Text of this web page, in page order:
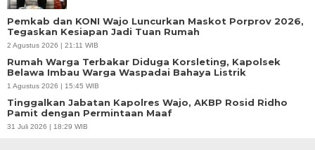
Pemkab dan KONI Wajo Luncurkan Maskot Porprov 2026,
Tegaskan Kesiapan Jadi Tuan Rumah
2 Agustus 2026 | 21:11 WIB
Rumah Warga Terbakar Diduga Korsleting, Kapolsek
Belawa Imbau Warga Waspadai Bahaya Listrik
1 Agustus 2026 | 15:45 WIB
Tinggalkan Jabatan Kapolres Wajo, AKBP Rosid Ridho
Pamit dengan Permintaan Maaf
31 Juli 2026 | 18:29 WIB